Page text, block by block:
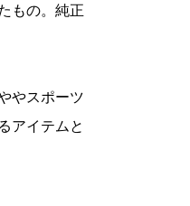
もの。純正
やスポーツ
アイテムと